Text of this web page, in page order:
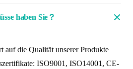
haben Sie？
auf die Qualität unserer Produkte
ISO9001, ISO14001, CE-